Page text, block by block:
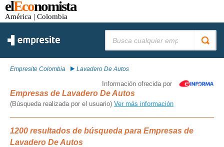
elEconomista
América | Colombia
Empresite Colombia Lavadero De Autos
Información ofrecida por
Empresas de Lavadero De Autos
(Búsqueda realizada por el usuario) Ver más información
1200 resultados de búsqueda para Empresas de
Lavadero De Autos